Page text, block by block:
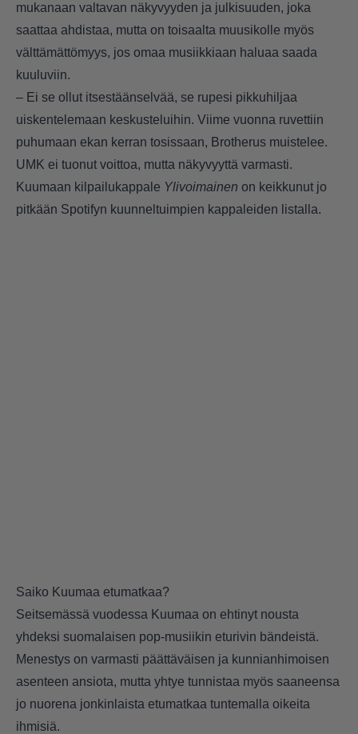
mukanaan valtavan näkyvyyden ja julkisuuden, joka
saattaa ahdistaa, mutta on toisaalta muusikolle myös
välttämättömyys, jos omaa musiikkiaan haluaa saada
kuuluviin.
– Ei se ollut itsestäänselvää, se rupesi pikkuhiljaa
uiskentelemaan keskusteluihin. Viime vuonna ruvettiin
puhumaan ekan kerran tosissaan, Brotherus muistelee.
UMK ei tuonut voittoa, mutta näkyvyyttä varmasti.
Kuumaan kilpailukappale Ylivoimainen on keikkunut jo
pitkään Spotifyn kuunneltuimpien kappaleiden listalla.
Saiko Kuumaa etumatkaa?
Seitsemässä vuodessa Kuumaa on ehtinyt nousta
yhdeksi suomalaisen pop-musiikin eturivin bändeistä.
Menestys on varmasti päättäväisen ja kunnianhimoisen
asenteen ansiota, mutta yhtye tunnistaa myös saaneensa
jo nuorena jonkinlaista etumatkaa tuntemalla oikeita
ihmisiä.